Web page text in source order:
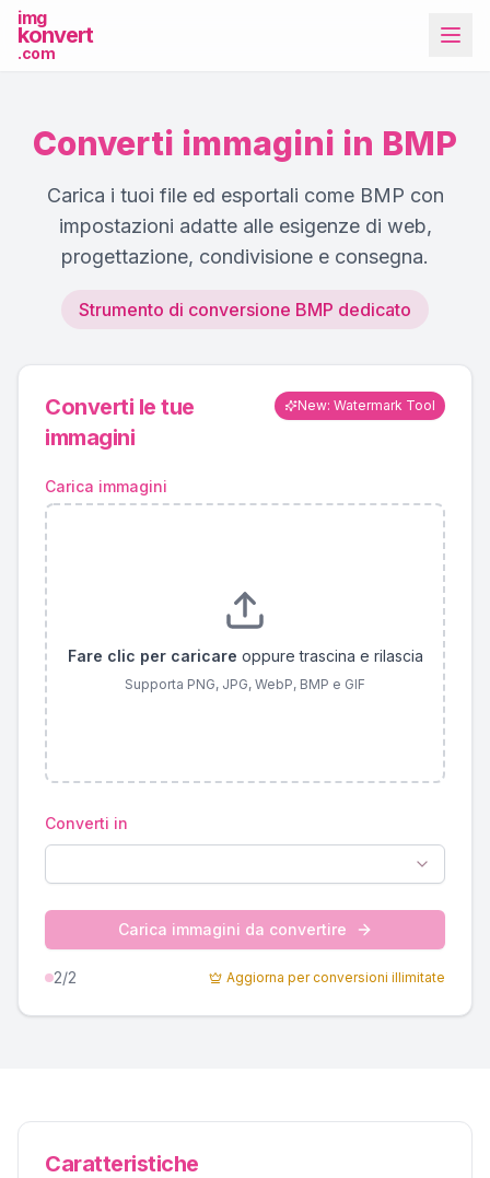
img
konvert
.com
Più strumenti
Converti immagini in BMP
Carica i tuoi file ed esportali come BMP con
impostazioni adatte alle esigenze di web,
progettazione, condivisione e consegna.
Strumento di conversione BMP dedicato
Converti le tue
immagini
New: Watermark Tool
Carica immagini
Fare clic per caricare oppure trascina e rilascia
Supporta PNG, JPG, WebP, BMP e GIF
Converti in
Carica immagini da convertire
2/2 Aggiorna per conversioni illimitate
Caratteristiche